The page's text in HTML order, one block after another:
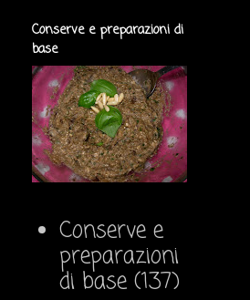
Conserve e preparazioni di
base
Conserve e
preparazioni
di base (137)